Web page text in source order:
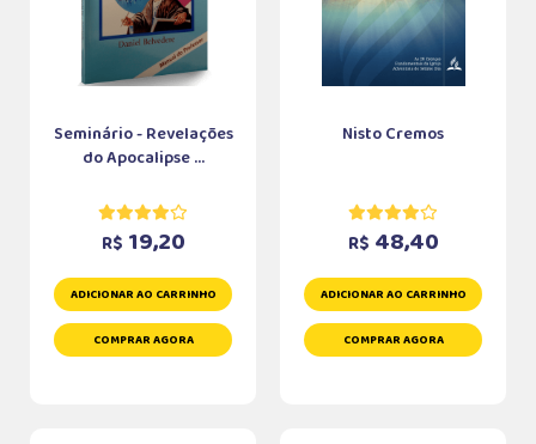
Seminário - Revelações
do Apocalipse ...
R$ 19,20
ADICIONAR AO CARRINHO
COMPRAR AGORA
Nisto Cremos
R$ 48,40
ADICIONAR AO CARRINHO
COMPRAR AGORA